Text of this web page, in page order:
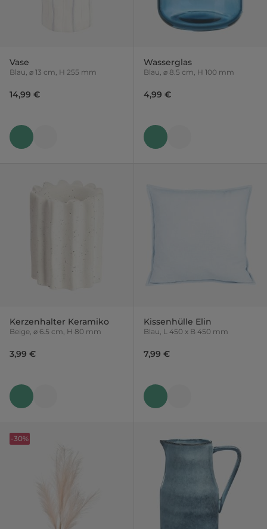
Vase
Blau, ⌀ 13 cm, H 255 mm
14,99 €
Wasserglas
Blau, ⌀ 8.5 cm, H 100 mm
4,99 €
Kerzenhalter Keramiko
Beige, ⌀ 6.5 cm, H 80 mm
3,99 €
Kissenhülle Elin
Blau, L 450 x B 450 mm
7,99 €
-30%